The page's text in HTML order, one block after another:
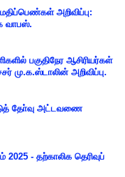
அறிவிப்பு:
வாபஸ்.
பகுதிநேர ஆசிரியர்கள்
மு.க.ஸ்டாலின் அறிவிப்பு.
தோ்வு அட்டவணை
2025 - தற்காலிக தெரிவுப்